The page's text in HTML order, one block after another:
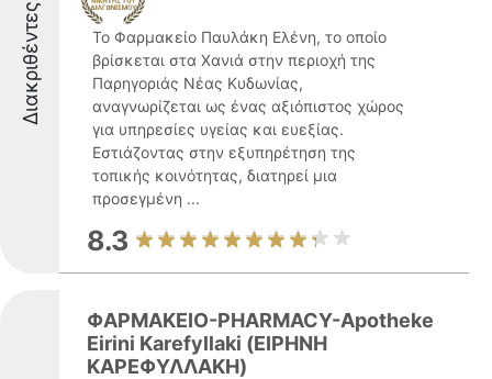
Διακριθέντες
Το Φαρμακείο Παυλάκη Ελένη, το οποίο
βρίσκεται στα Χανιά στην περιοχή της
Παρηγοριάς Νέας Κυδωνίας,
αναγνωρίζεται ως ένας αξιόπιστος χώρος
για υπηρεσίες υγείας και ευεξίας.
Εστιάζοντας στην εξυπηρέτηση της
τοπικής κοινότητας, διατηρεί μια
προσεγμένη ...
8.3
ΦΑΡΜΑΚΕΙΟ-PHARMACY-Apotheke
Eirini Karefyllaki (ΕΙΡΗΝΗ
ΚΑΡΕΦΥΛΛΑΚΗ)